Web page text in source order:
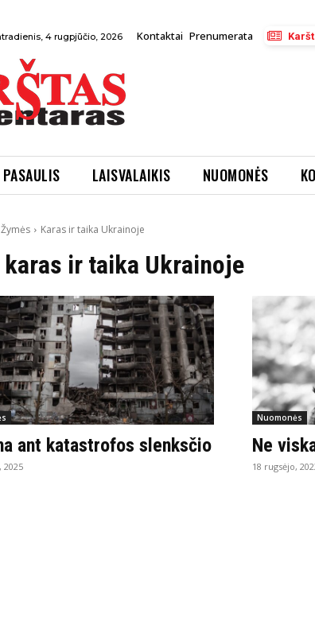
4 rugpjūčio, 2026 Kontaktai Prenumerata
PASAULIS LAISVALAIKIS NUOMONĖS
Žymės Karas ir taika Ukrainoje
karas ir taika Ukrainoje
ant katastrofos slenksčio
2025
Nuomonės
Ne
18 rugsėjo,